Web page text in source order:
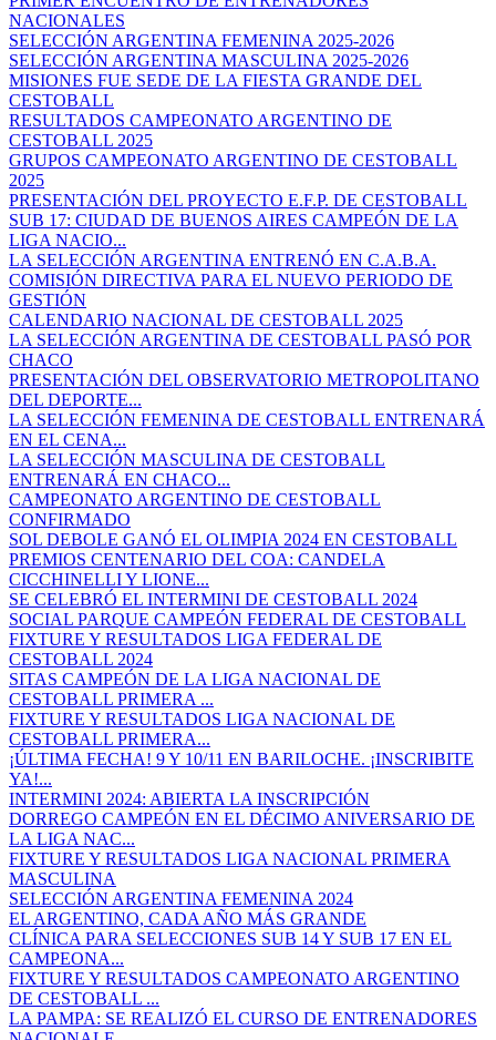
NACIONALES
SELECCIÓN ARGENTINA FEMENINA 2025-2026
SELECCIÓN ARGENTINA MASCULINA 2025-2026
MISIONES FUE SEDE DE LA FIESTA GRANDE DEL
CESTOBALL
RESULTADOS CAMPEONATO ARGENTINO DE
CESTOBALL 2025
GRUPOS CAMPEONATO ARGENTINO DE CESTOBALL
2025
PRESENTACIÓN DEL PROYECTO E.F.P. DE CESTOBALL
SUB 17: CIUDAD DE BUENOS AIRES CAMPEÓN DE LA
LIGA NACIO...
LA SELECCIÓN ARGENTINA ENTRENÓ EN C.A.B.A.
COMISIÓN DIRECTIVA PARA EL NUEVO PERIODO DE
GESTIÓN
CALENDARIO NACIONAL DE CESTOBALL 2025
LA SELECCIÓN ARGENTINA DE CESTOBALL PASÓ POR
CHACO
PRESENTACIÓN DEL OBSERVATORIO METROPOLITANO
DEL DEPORTE...
LA SELECCIÓN FEMENINA DE CESTOBALL ENTRENARÁ
EN EL CENA...
LA SELECCIÓN MASCULINA DE CESTOBALL
ENTRENARÁ EN CHACO...
CAMPEONATO ARGENTINO DE CESTOBALL
CONFIRMADO
SOL DEBOLE GANÓ EL OLIMPIA 2024 EN CESTOBALL
PREMIOS CENTENARIO DEL COA: CANDELA
CICCHINELLI Y LIONE...
SE CELEBRÓ EL INTERMINI DE CESTOBALL 2024
SOCIAL PARQUE CAMPEÓN FEDERAL DE CESTOBALL
FIXTURE Y RESULTADOS LIGA FEDERAL DE
CESTOBALL 2024
SITAS CAMPEÓN DE LA LIGA NACIONAL DE
CESTOBALL PRIMERA ...
FIXTURE Y RESULTADOS LIGA NACIONAL DE
CESTOBALL PRIMERA...
¡ÚLTIMA FECHA! 9 Y 10/11 EN BARILOCHE. ¡INSCRIBITE
YA!...
INTERMINI 2024: ABIERTA LA INSCRIPCIÓN
DORREGO CAMPEÓN EN EL DÉCIMO ANIVERSARIO DE
LA LIGA NAC...
FIXTURE Y RESULTADOS LIGA NACIONAL PRIMERA
MASCULINA
SELECCIÓN ARGENTINA FEMENINA 2024
EL ARGENTINO, CADA AÑO MÁS GRANDE
CLÍNICA PARA SELECCIONES SUB 14 Y SUB 17 EN EL
CAMPEONA...
FIXTURE Y RESULTADOS CAMPEONATO ARGENTINO
DE CESTOBALL ...
LA PAMPA: SE REALIZÓ EL CURSO DE ENTRENADORES